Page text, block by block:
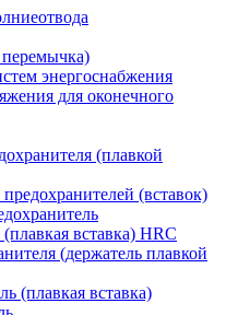
перемычка)
энергоснабжения
для оконечного
(плавкой
(вставок)
вставка) HRC
(держатель плавкой
(плавкая вставка)